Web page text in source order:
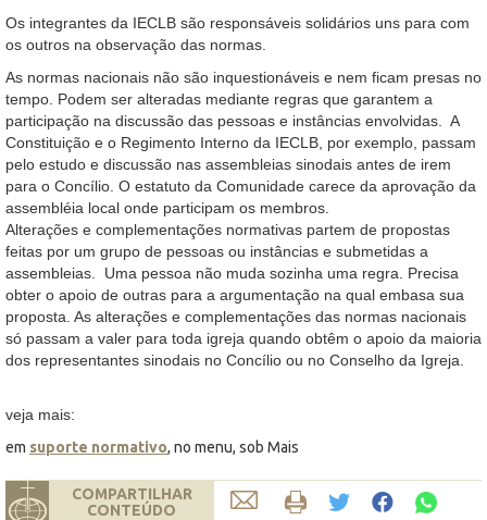
Os integrantes da IECLB são responsáveis solidários uns para com
os outros na observação das normas.
As normas nacionais não são inquestionáveis e nem ficam presas no
tempo. Podem ser alteradas mediante regras que garantem a
participação na discussão das pessoas e instâncias envolvidas. A
Constituição e o Regimento Interno da IECLB, por exemplo, passam
pelo estudo e discussão nas assembleias sinodais antes de irem
para o Concílio. O estatuto da Comunidade carece da aprovação da
assembléia local onde participam os membros.
Alterações e complementações normativas partem de propostas
feitas por um grupo de pessoas ou instâncias e submetidas a
assembleias. Uma pessoa não muda sozinha uma regra. Precisa
obter o apoio de outras para a argumentação na qual embasa sua
proposta. As alterações e complementações das normas nacionais
só passam a valer para toda igreja quando obtêm o apoio da maioria
dos representantes sinodais no Concílio ou no Conselho da Igreja.
veja mais:
em suporte normativo, no menu, sob Mais
COMPARTILHAR
CONTEÚDO